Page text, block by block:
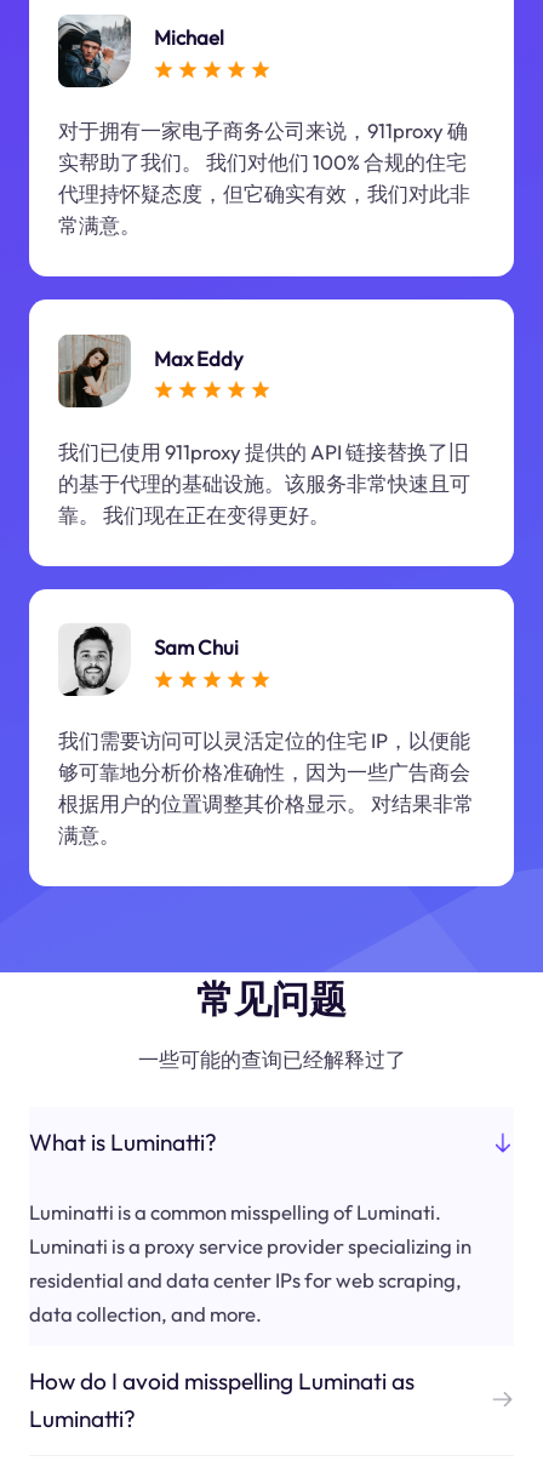
Michael
对于拥有一家电子商务公司来说，911proxy 确
实帮助了我们。 我们对他们 100% 合规的住宅
代理持怀疑态度，但它确实有效，我们对此非
常满意。
Max Eddy
我们已使用 911proxy 提供的 API 链接替换了旧
的基于代理的基础设施。该服务非常快速且可
靠。 我们现在正在变得更好。
Sam Chui
我们需要访问可以灵活定位的住宅 IP，以便能
够可靠地分析价格准确性，因为一些广告商会
根据用户的位置调整其价格显示。 对结果非常
满意。
常见问题
一些可能的查询已经解释过了
What is Luminatti?
Luminatti is a common misspelling of Luminati.
Luminati is a proxy service provider specializing in
residential and data center IPs for web scraping,
data collection, and more.
How do I avoid misspelling Luminati as
Luminatti?